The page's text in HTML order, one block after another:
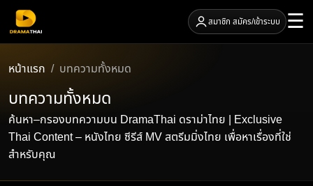
สมาชิก สมัคร/เข้าระบบ ☰
หน้าแรก บทความทั้งหมด
บทความทั้งหมด
ค้นหา–กรองบทความบน DramaThai ดราม่าไทย | Exclusive
Thai Content – หนังไทย ซีรีส์ MV สตรีมมิ่งไทย เพื่อหาเรื่องที่ใช่
สำหรับคุณ